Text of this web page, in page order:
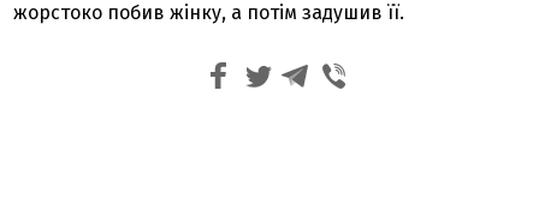
жорстоко побив жінку, а потім задушив її.